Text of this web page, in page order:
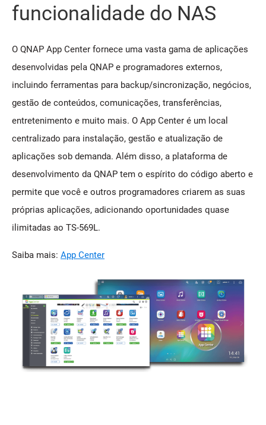
funcionalidade do NAS
O QNAP App Center fornece uma vasta gama de aplicações
desenvolvidas pela QNAP e programadores externos,
incluindo ferramentas para backup/sincronização, negócios,
gestão de conteúdos, comunicações, transferências,
entretenimento e muito mais. O App Center é um local
centralizado para instalação, gestão e atualização de
aplicações sob demanda. Além disso, a plataforma de
desenvolvimento da QNAP tem o espírito do código aberto e
permite que você e outros programadores criarem as suas
próprias aplicações, adicionando oportunidades quase
ilimitadas ao TS-569L.
Saiba mais: App Center